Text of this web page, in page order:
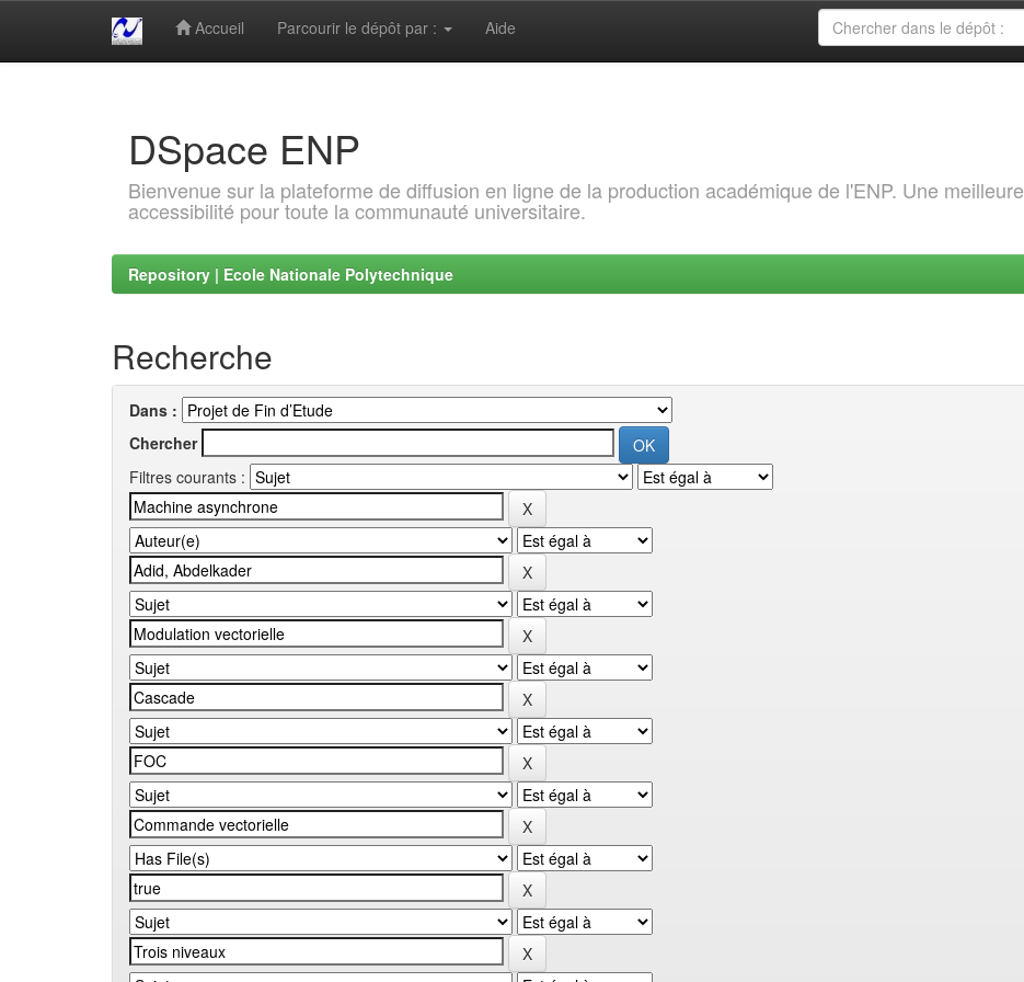
Accueil Parcourir le dépôt par : Aide
DSpace ENP
Bienvenue sur la plateforme de diffusion en ligne de la production académique de l'ENP. Une meilleure
accessibilité pour toute la communauté universitaire.
Repository | Ecole Nationale Polytechnique
Recherche
Dans :
Chercher
Filtres courants :